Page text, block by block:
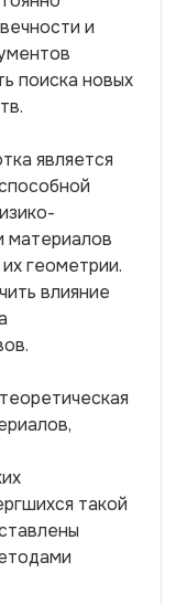
и
поиска новых
является
материалов
геометрии.
влияние
такой